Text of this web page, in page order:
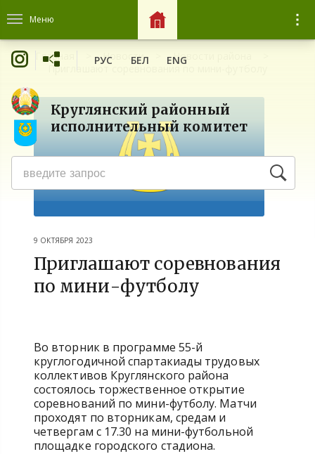
Меню
Круглянский районный
исполнительный комитет
РУС БЕЛ ENG
Главная Новости
Новости района
Приглашают соревнования по мини-футболу
9 ОКТЯБРЯ 2023
Приглашают соревнования
по мини-футболу
Во вторник в программе 55-й
круглогодичной спартакиады трудовых
коллективов Круглянского района
состоялось торжественное открытие
соревнований по мини-футболу. Матчи
проходят по вторникам, средам и
четвергам с 17.30 на мини-футбольной
площадке городского стадиона.